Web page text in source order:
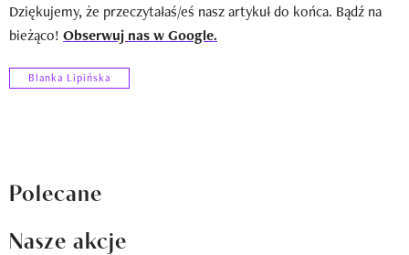
Dziękujemy, że przeczytałaś/eś nasz artykuł do końca. Bądź na
bieżąco! Obserwuj nas w Google.
Blanka Lipińska
Polecane
Nasze akcje